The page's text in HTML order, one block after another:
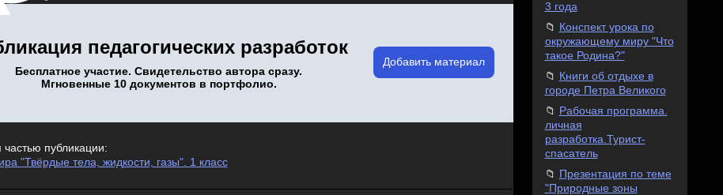
педагогических разработок
Бесплатное участие. Свидетельство автора сразу.
Мгновенные 10 документов в портфолио.
Добавить материал
частью публикации:
"Твёрдые тела, жидкости, газы". 1 класс
3 года
Конспект урока по
окружающему миру "Что
такое Родина?"
Книги об отдыхе в
городе Петра Великого
Рабочая программа.
личная
разработка.Турист-
спасатель
Презентация по теме
"Природные зоны